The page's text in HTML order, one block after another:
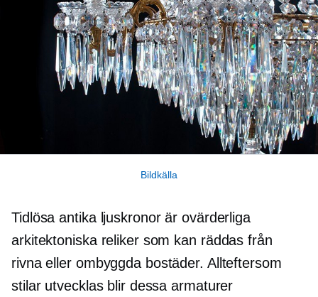
Bildkälla
Tidlösa antika ljuskronor är ovärderliga
arkitektoniska reliker som kan räddas från
rivna eller ombyggda bostäder. Allteftersom
stilar utvecklas blir dessa armaturer